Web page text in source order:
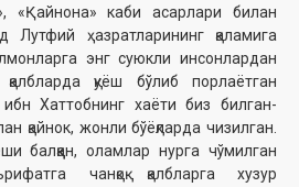
«Қайнона» каби асарлари билан
Лутфий ҳазратларининг қаламига
энг суюкли инсонлардан
қуёш бўлиб порлаётган
Хаттобнинг хаёти биз билган-
қайнок, жонли бўёқларда чизилган.
балққан, оламлар нурга чўмилган
чанқоқ қалбларга хузур